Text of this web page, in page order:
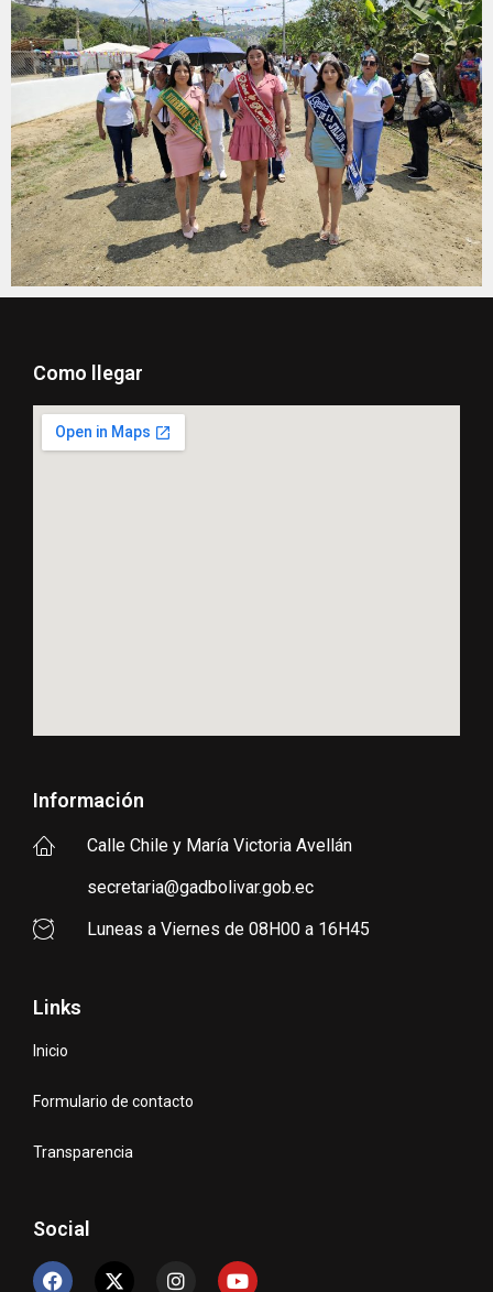
Como llegar
Información
Calle Chile y María Victoria Avellán
secretaria@gadbolivar.gob.ec
Luneas a Viernes de 08H00 a 16H45
Links
Inicio
Formulario de contacto
Transparencia
Social